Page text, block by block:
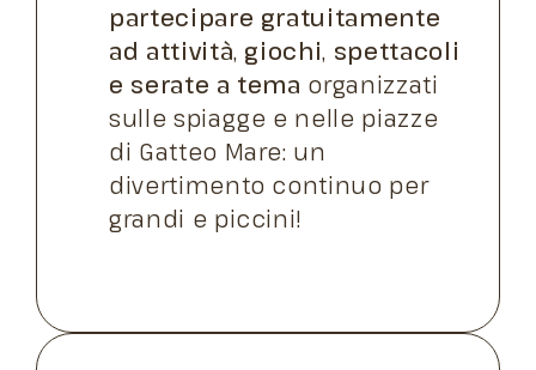
partecipare gratuitamente
ad attività, giochi, spettacoli
e serate a tema organizzati
sulle spiagge e nelle piazze
di Gatteo Mare: un
divertimento continuo per
grandi e piccini!